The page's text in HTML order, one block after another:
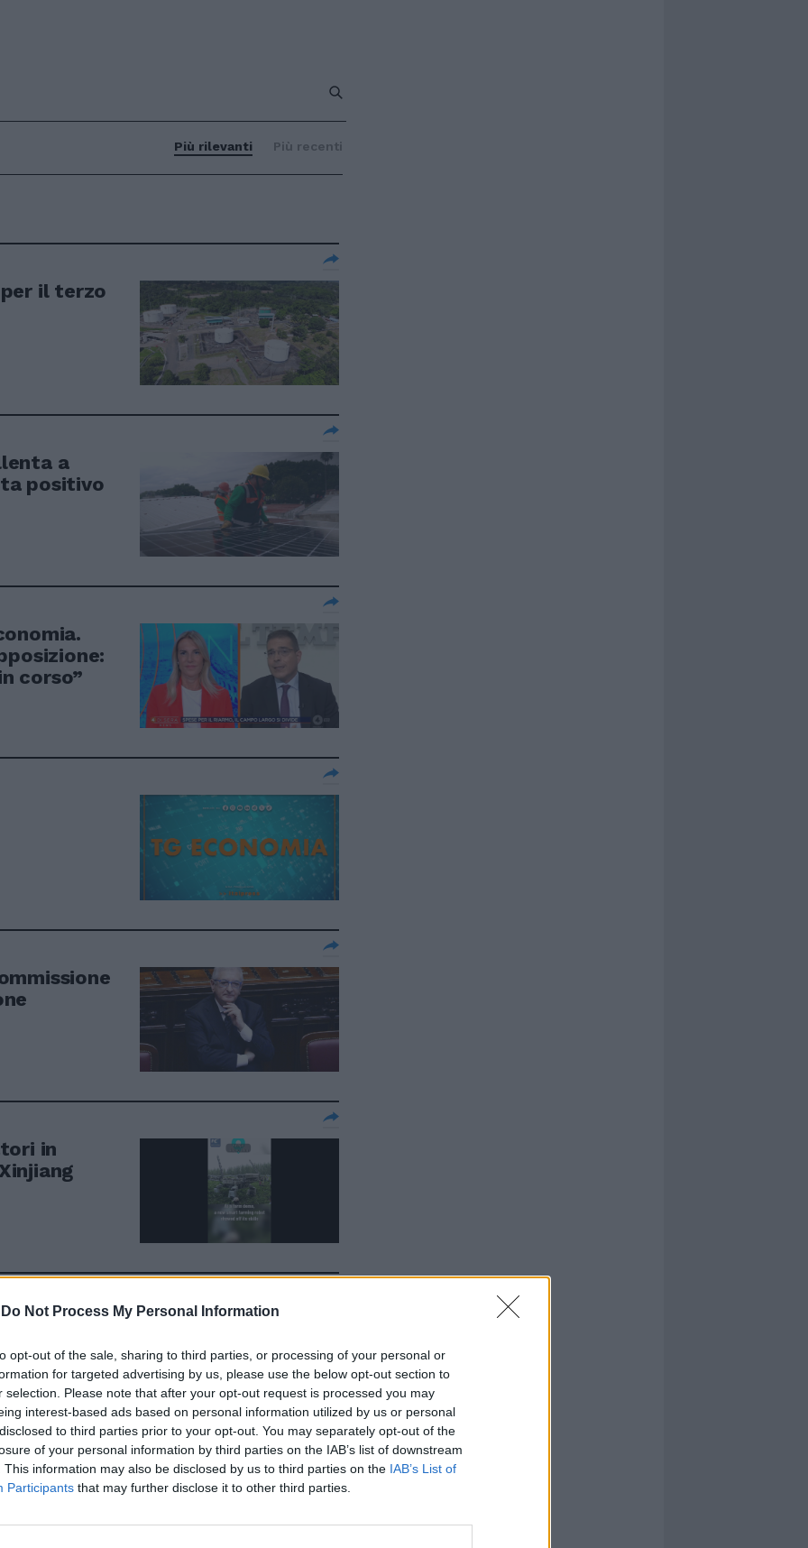
Do Not Process My Personal Information
opt-out of the sale, sharing to third parties, or processing of your personal or
for targeted advertising by us, please use the below opt-out section to
selection. Please note that after your opt-out request is processed you may
interest-based ads based on personal information utilized by us or personal
to third parties prior to your opt-out. You may separately opt-out of the
of your personal information by third parties on the IAB’s list of downstream
This information may also be disclosed by us to third parties on the IAB’s List of
Participants that may further disclose it to other third parties.
Più rilevanti Più recenti
il terzo
a
positivo
corso”
in
on